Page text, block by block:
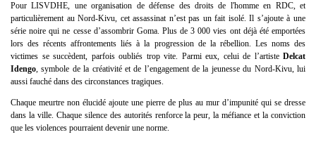
Pour LISVDHE, une organisation de défense des droits de l'homme en RDC, et
particulièrement au Nord-Kivu, cet assassinat n’est pas un fait isolé. Il s’ajoute à une
série noire qui ne cesse d’assombrir Goma. Plus de 3 000 vies ont déjà été emportées
lors des récents affrontements liés à la progression de la rébellion. Les noms des
victimes se succèdent, parfois oubliés trop vite. Parmi eux, celui de l’artiste Delcat
Idengo, symbole de la créativité et de l’engagement de la jeunesse du Nord-Kivu, lui
aussi fauché dans des circonstances tragiques.
Chaque meurtre non élucidé ajoute une pierre de plus au mur d’impunité qui se dresse
dans la ville. Chaque silence des autorités renforce la peur, la méfiance et la conviction
que les violences pourraient devenir une norme.